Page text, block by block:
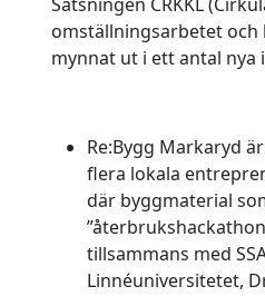
omställningsarbetet
mynnat ut i ett antal nya
Re:Bygg Markaryd
flera lokala
där byggmaterial
tillsammans med
Linnéuniversitetet,